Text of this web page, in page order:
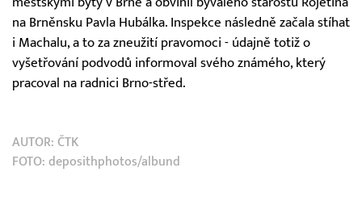
na Brněnsku Pavla Hubálka. Inspekce následně začala stíhat
i Machalu, a to za zneužití pravomoci - údajně totiž o
vyšetřování podvodů informoval svého známého, který
pracoval na radnici Brno-střed.
AUTOR: ČTK
FOTO: deposithphotos/albund